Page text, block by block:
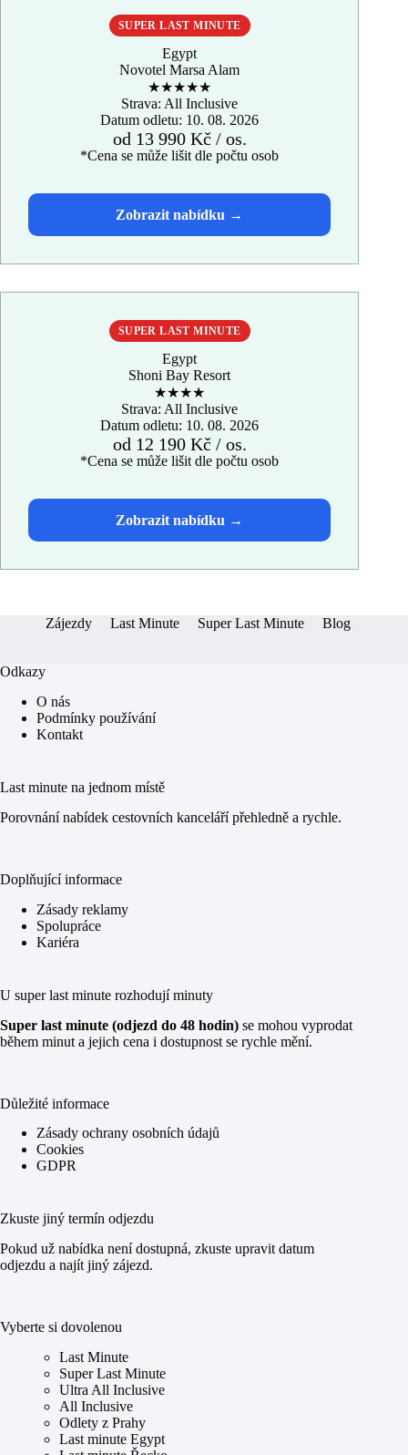
SUPER LAST MINUTE
Egypt
Novotel Marsa Alam
★★★★★
Strava: All Inclusive
Datum odletu: 10. 08. 2026
od 13 990 Kč / os.
*Cena se může lišit dle počtu osob
SUPER LAST MINUTE
Egypt
Shoni Bay Resort
★★★★
Strava: All Inclusive
Datum odletu: 10. 08. 2026
od 12 190 Kč / os.
*Cena se může lišit dle počtu osob
Zájezdy Last Minute Super Last Minute Blog
Odkazy
O nás
Podmínky používání
Kontakt
Last minute na jednom místě
Porovnání nabídek cestovních kanceláří přehledně a rychle.
Doplňující informace
Zásady reklamy
Spolupráce
Kariéra
U super last minute rozhodují minuty
Super last minute (odjezd do 48 hodin) se mohou vyprodat
během minut a jejich cena i dostupnost se rychle mění.
Důležité informace
Zásady ochrany osobních údajů
Cookies
GDPR
Zkuste jiný termín odjezdu
Pokud už nabídka není dostupná, zkuste upravit datum
odjezdu a najít jiný zájezd.
Vyberte si dovolenou
Last Minute
Super Last Minute
Ultra All Inclusive
All Inclusive
Odlety z Prahy
Last minute Egypt